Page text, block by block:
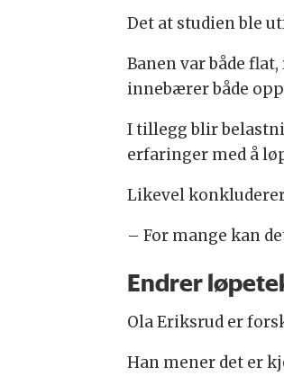
Det at studien ble
Banen var både
innebærer både
I tillegg blir
erfaringer med å
Likevel
– For mange kan
Endrer
Ola Eriksrud er
Han mener det er